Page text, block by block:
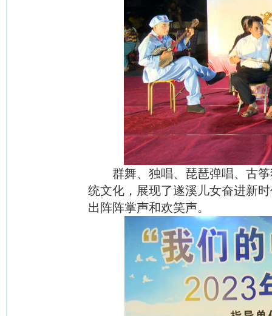
群舞、独唱、琵琶弹唱、古
统文化，展现了遂溪儿女奋进新
出阵阵掌声和欢笑声。